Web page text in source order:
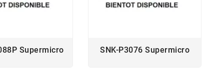
Supermicro SNK-P3076 Supermicro